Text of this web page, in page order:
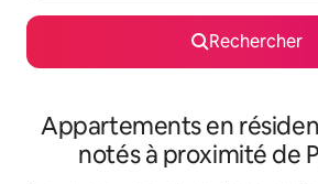
Rechercher
Appartements en
notés à proximité de